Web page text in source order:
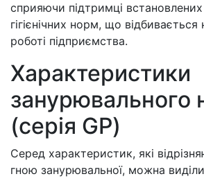
сприяючи підтримці
гігієнічних норм, що відбивається
роботі підприємства.
Характеристики
занурювального
(серія GP)
Серед характеристик, які
гною занурювальної, можна